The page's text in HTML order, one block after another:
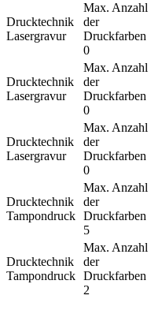
Drucktechnik
Lasergravur
Max. Anzahl
der
Druckfarben
0
Drucktechnik
Lasergravur
Max. Anzahl
der
Druckfarben
0
Drucktechnik
Lasergravur
Max. Anzahl
der
Druckfarben
0
Drucktechnik
Tampondruck
Max. Anzahl
der
Druckfarben
5
Drucktechnik
Tampondruck
Max. Anzahl
der
Druckfarben
2